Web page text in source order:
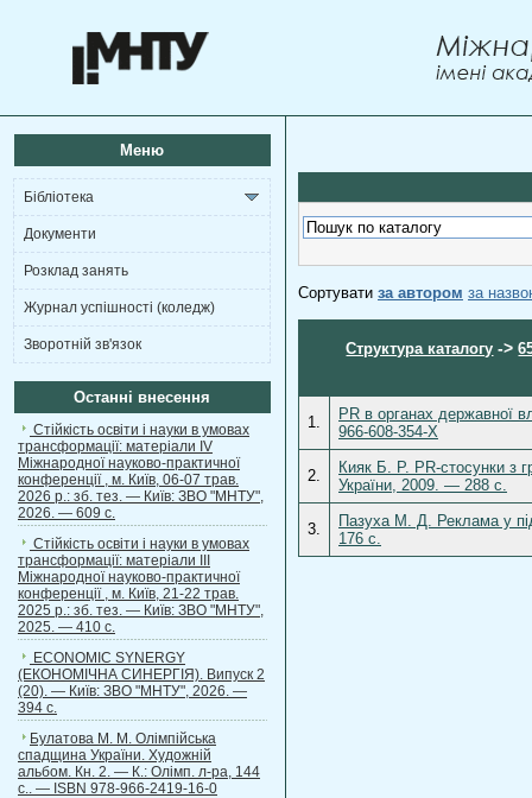
Меню
Бібліотека
Документи
Розклад занять
Журнал успішності (коледж)
Зворотній зв'язок
Останні внесення
Стійкість освіти і науки в умовах
трансформації: матеріали ІV
Міжнародної науково-практичної
конференції , м. Київ, 06-07 трав.
2026 р.: зб. тез. — Київ: ЗВО "МНТУ",
2026. — 609 с.
Стійкість освіти і науки в умовах
трансформації: матеріали ІІІ
Міжнародної науково-практичної
конференції , м. Київ, 21-22 трав.
2025 р.: зб. тез. — Київ: ЗВО "МНТУ",
2025. — 410 с.
ECONOMIC SYNERGY
(ЕКОНОМІЧНА СИНЕРГІЯ). Випуск 2
(20). — Київ: ЗВО "МНТУ", 2026. —
394 с.
Булатова М. М. Олімпійська
спадщина України. Художній
альбом. Кн. 2. — К.: Олімп. л-ра, 144
с.. — ISBN 978-966-2419-16-0
Сортувати за автором за
Структура каталогу ->
1.
PR в органах
966-608-354-Х
2.
Кияк Б. Р. PR-стосунки з
України, 2009. — 288 с.
3.
Пазуха М. Д. Реклама у
176 с.